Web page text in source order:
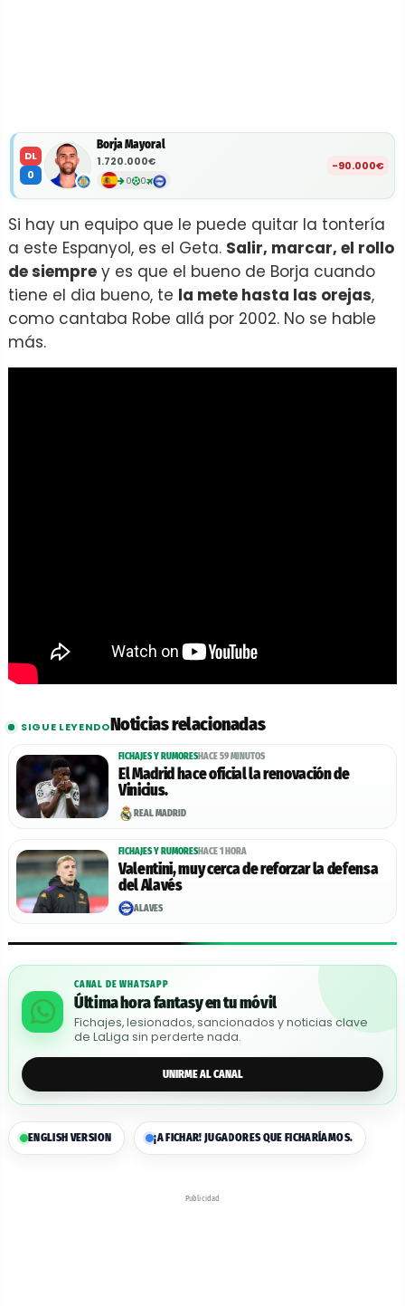
DL
0
Borja Mayoral
1.720.000€
0 0
-90.000€
Si hay un equipo que le puede quitar la tontería
a este Espanyol, es el Geta. Salir, marcar, el rollo
de siempre y es que el bueno de Borja cuando
tiene el dia bueno, te la mete hasta las orejas,
como cantaba Robe allá por 2002. No se hable
más.
SIGUE LEYENDONoticias relacionadas
FICHAJES Y RUMORESHACE 59 MINUTOS
El Madrid hace oficial la renovación de
Vinicius.
REAL MADRID
FICHAJES Y RUMORESHACE 1 HORA
Valentini, muy cerca de reforzar la defensa
del Alavés
ALAVÉS
CANAL DE WHATSAPP
Última hora fantasy en tu móvil
Fichajes, lesionados, sancionados y noticias clave
de LaLiga sin perderte nada.
UNIRME AL CANAL
ENGLISH VERSION ¡A FICHAR! JUGADORES QUE FICHARÍAMOS.
Publicidad